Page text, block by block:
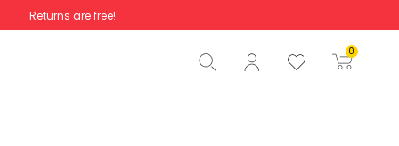
Returns are free!
0
Total €0.00
Start order